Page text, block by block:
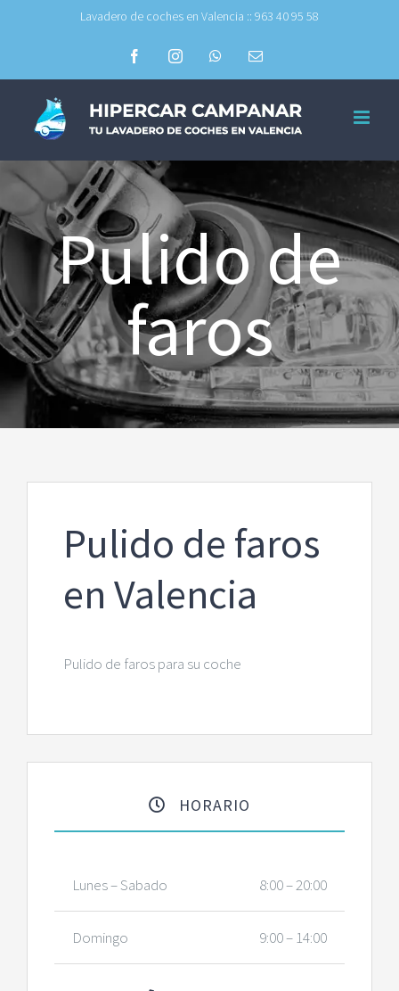
content
Lavadero de coches en Valencia :: 963 40 95 58
FacebookInstagramWhatsAppEmail
Pulido de
faros
Pulido de faros
en Valencia
Pulido de faros para su coche
HORARIO
Lunes – Sabado 8:00 – 20:00
Domingo 9:00 – 14:00